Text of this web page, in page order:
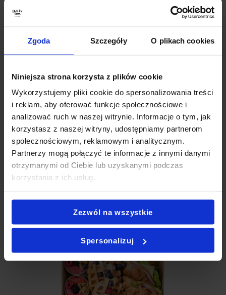
Zgoda Szczegóły O plikach cookies
Niniejsza strona korzysta z plików cookie
Wykorzystujemy pliki cookie do spersonalizowania treści
i reklam, aby oferować funkcje społecznościowe i
analizować ruch w naszej witrynie. Informacje o tym, jak
korzystasz z naszej witryny, udostępniamy partnerom
społecznościowym, reklamowym i analitycznym.
Partnerzy mogą połączyć te informacje z innymi danymi
otrzymanymi od Ciebie lub uzyskanymi podczas
korzystania z ich usług.
Zezwól na wszystkie
Spersonalizuj
Catering Na Baby Shower Płock Catering Super Boxy Płock
Catering Andrzejkowy Płock
Catering na Karnawał Płock
Catering Sylwestrowy Płock,Catering biznesowy Płock
Catering konferencyjny Płock
Płock,Catering imprezowy Płock,Catering na imprezy
Płock,Partybox Płock,Catering Płock impreza,Catering
przekąski Płock,Catering świąteczny Płock,
impreza firmowa Płock.
Jak zamówić PartyBox?